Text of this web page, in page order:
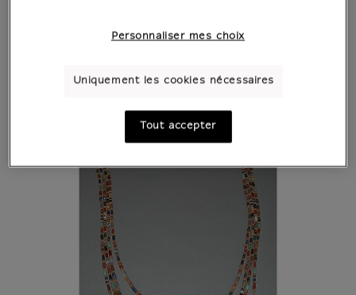
Personnaliser mes choix
Uniquement les cookies nécessaires
Tout accepter